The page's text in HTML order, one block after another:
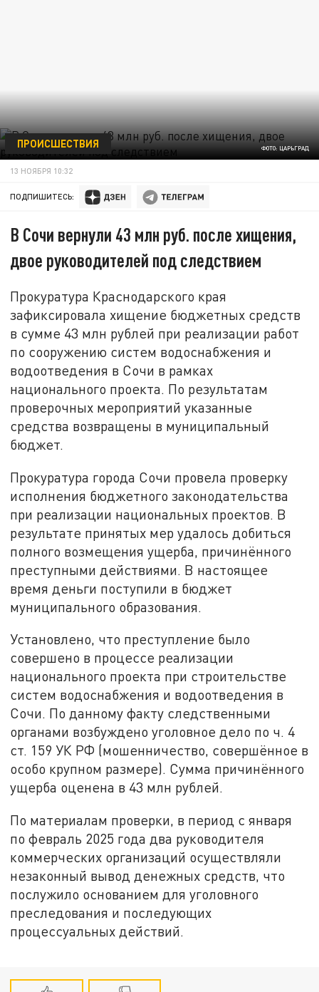
ФОТО: ЦАРЬГРАД
ПРОИСШЕСТВИЯ
13 НОЯБРЯ 10:32
ПОДПИШИТЕСЬ:
В Сочи вернули 43 млн руб. после хищения,
двое руководителей под следствием
Прокуратура Краснодарского края
зафиксировала хищение бюджетных средств
в сумме 43 млн рублей при реализации работ
по сооружению систем водоснабжения и
водоотведения в Сочи в рамках
национального проекта. По результатам
проверочных мероприятий указанные
средства возвращены в муниципальный
бюджет.
Прокуратура города Сочи провела проверку
исполнения бюджетного законодательства
при реализации национальных проектов. В
результате принятых мер удалось добиться
полного возмещения ущерба, причинённого
преступными действиями. В настоящее
время деньги поступили в бюджет
муниципального образования.
Установлено, что преступление было
совершено в процессе реализации
национального проекта при строительстве
систем водоснабжения и водоотведения в
Сочи. По данному факту следственными
органами возбуждено уголовное дело по ч. 4
ст. 159 УК РФ (мошенничество, совершённое в
особо крупном размере). Сумма причинённого
ущерба оценена в 43 млн рублей.
По материалам проверки, в период с января
по февраль 2025 года два руководителя
коммерческих организаций осуществляли
незаконный вывод денежных средств, что
послужило основанием для уголовного
преследования и последующих
процессуальных действий.